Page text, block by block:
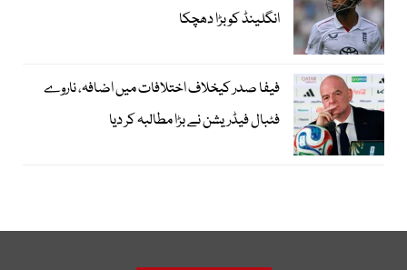
انگلینڈ کو بڑا دھچکا
فیفا صدر کیخلاف اختلافات میں اضافہ، ناروے
فٹبال فیڈریشن نے بڑا مطالبہ کر دیا